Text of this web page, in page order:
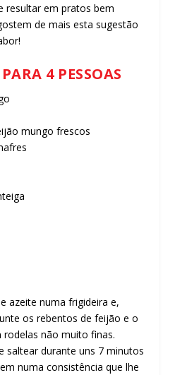
resultar em pratos bem
de mais esta sugestão
4 PESSOAS
mungo frescos
azeite numa frigideira e,
os rebentos de feijão e o
não muito finas.
saltear durante uns 7 minutos
numa consistência que lhe